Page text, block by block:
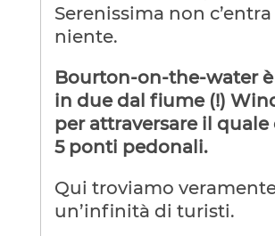
Serenissima non
niente.
Bourton-on-the-water
in due dal fiume (!)
per attraversare il quale
5 ponti pedonali.
Qui troviamo
un’infinità di turisti.